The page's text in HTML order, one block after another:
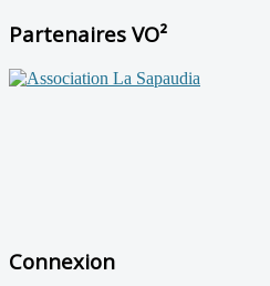
Partenaires VO²
Connexion